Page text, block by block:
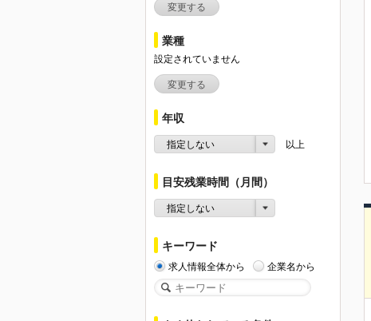
変更する
業種
設定されていません
変更する
年収
指定しない 以上
目安残業時間（月間）
指定しない
キーワード
求人情報全体から 企業名から